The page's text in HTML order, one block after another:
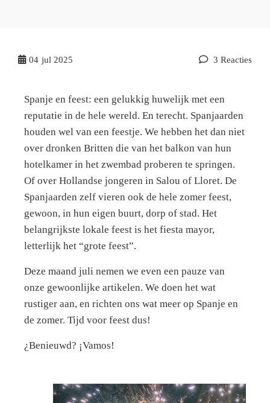
04 jul 2025 3 Reacties
Spanje en feest: een gelukkig huwelijk met een
reputatie in de hele wereld. En terecht. Spanjaarden
houden wel van een feestje. We hebben het dan niet
over dronken Britten die van het balkon van hun
hotelkamer in het zwembad proberen te springen.
Of over Hollandse jongeren in Salou of Lloret. De
Spanjaarden zelf vieren ook de hele zomer feest,
gewoon, in hun eigen buurt, dorp of stad. Het
belangrijkste lokale feest is het fiesta mayor,
letterlijk het “grote feest”.
Deze maand juli nemen we even een pauze van
onze gewoonlijke artikelen. We doen het wat
rustiger aan, en richten ons wat meer op Spanje en
de zomer. Tijd voor feest dus!
¿Benieuwd? ¡Vamos!